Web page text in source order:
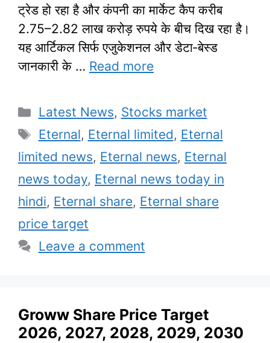
ट्रेड हो रहा है और कंपनी का मार्केट कैप करीब
2.75–2.82 लाख करोड़ रुपये के बीच दिख रहा है।
यह आर्टिकल सिर्फ एजुकेशनल और डेटा‑बेस्ड
जानकारी के … Read more
Categories
Latest News, Stocks market
Tags
Eternal, Eternal limited, Eternal
limited news, Eternal news, Eternal
news today, Eternal news today in
hindi, Eternal share, Eternal share
price target
Leave a comment
Groww Share Price Target
2026, 2027, 2028, 2029, 2030